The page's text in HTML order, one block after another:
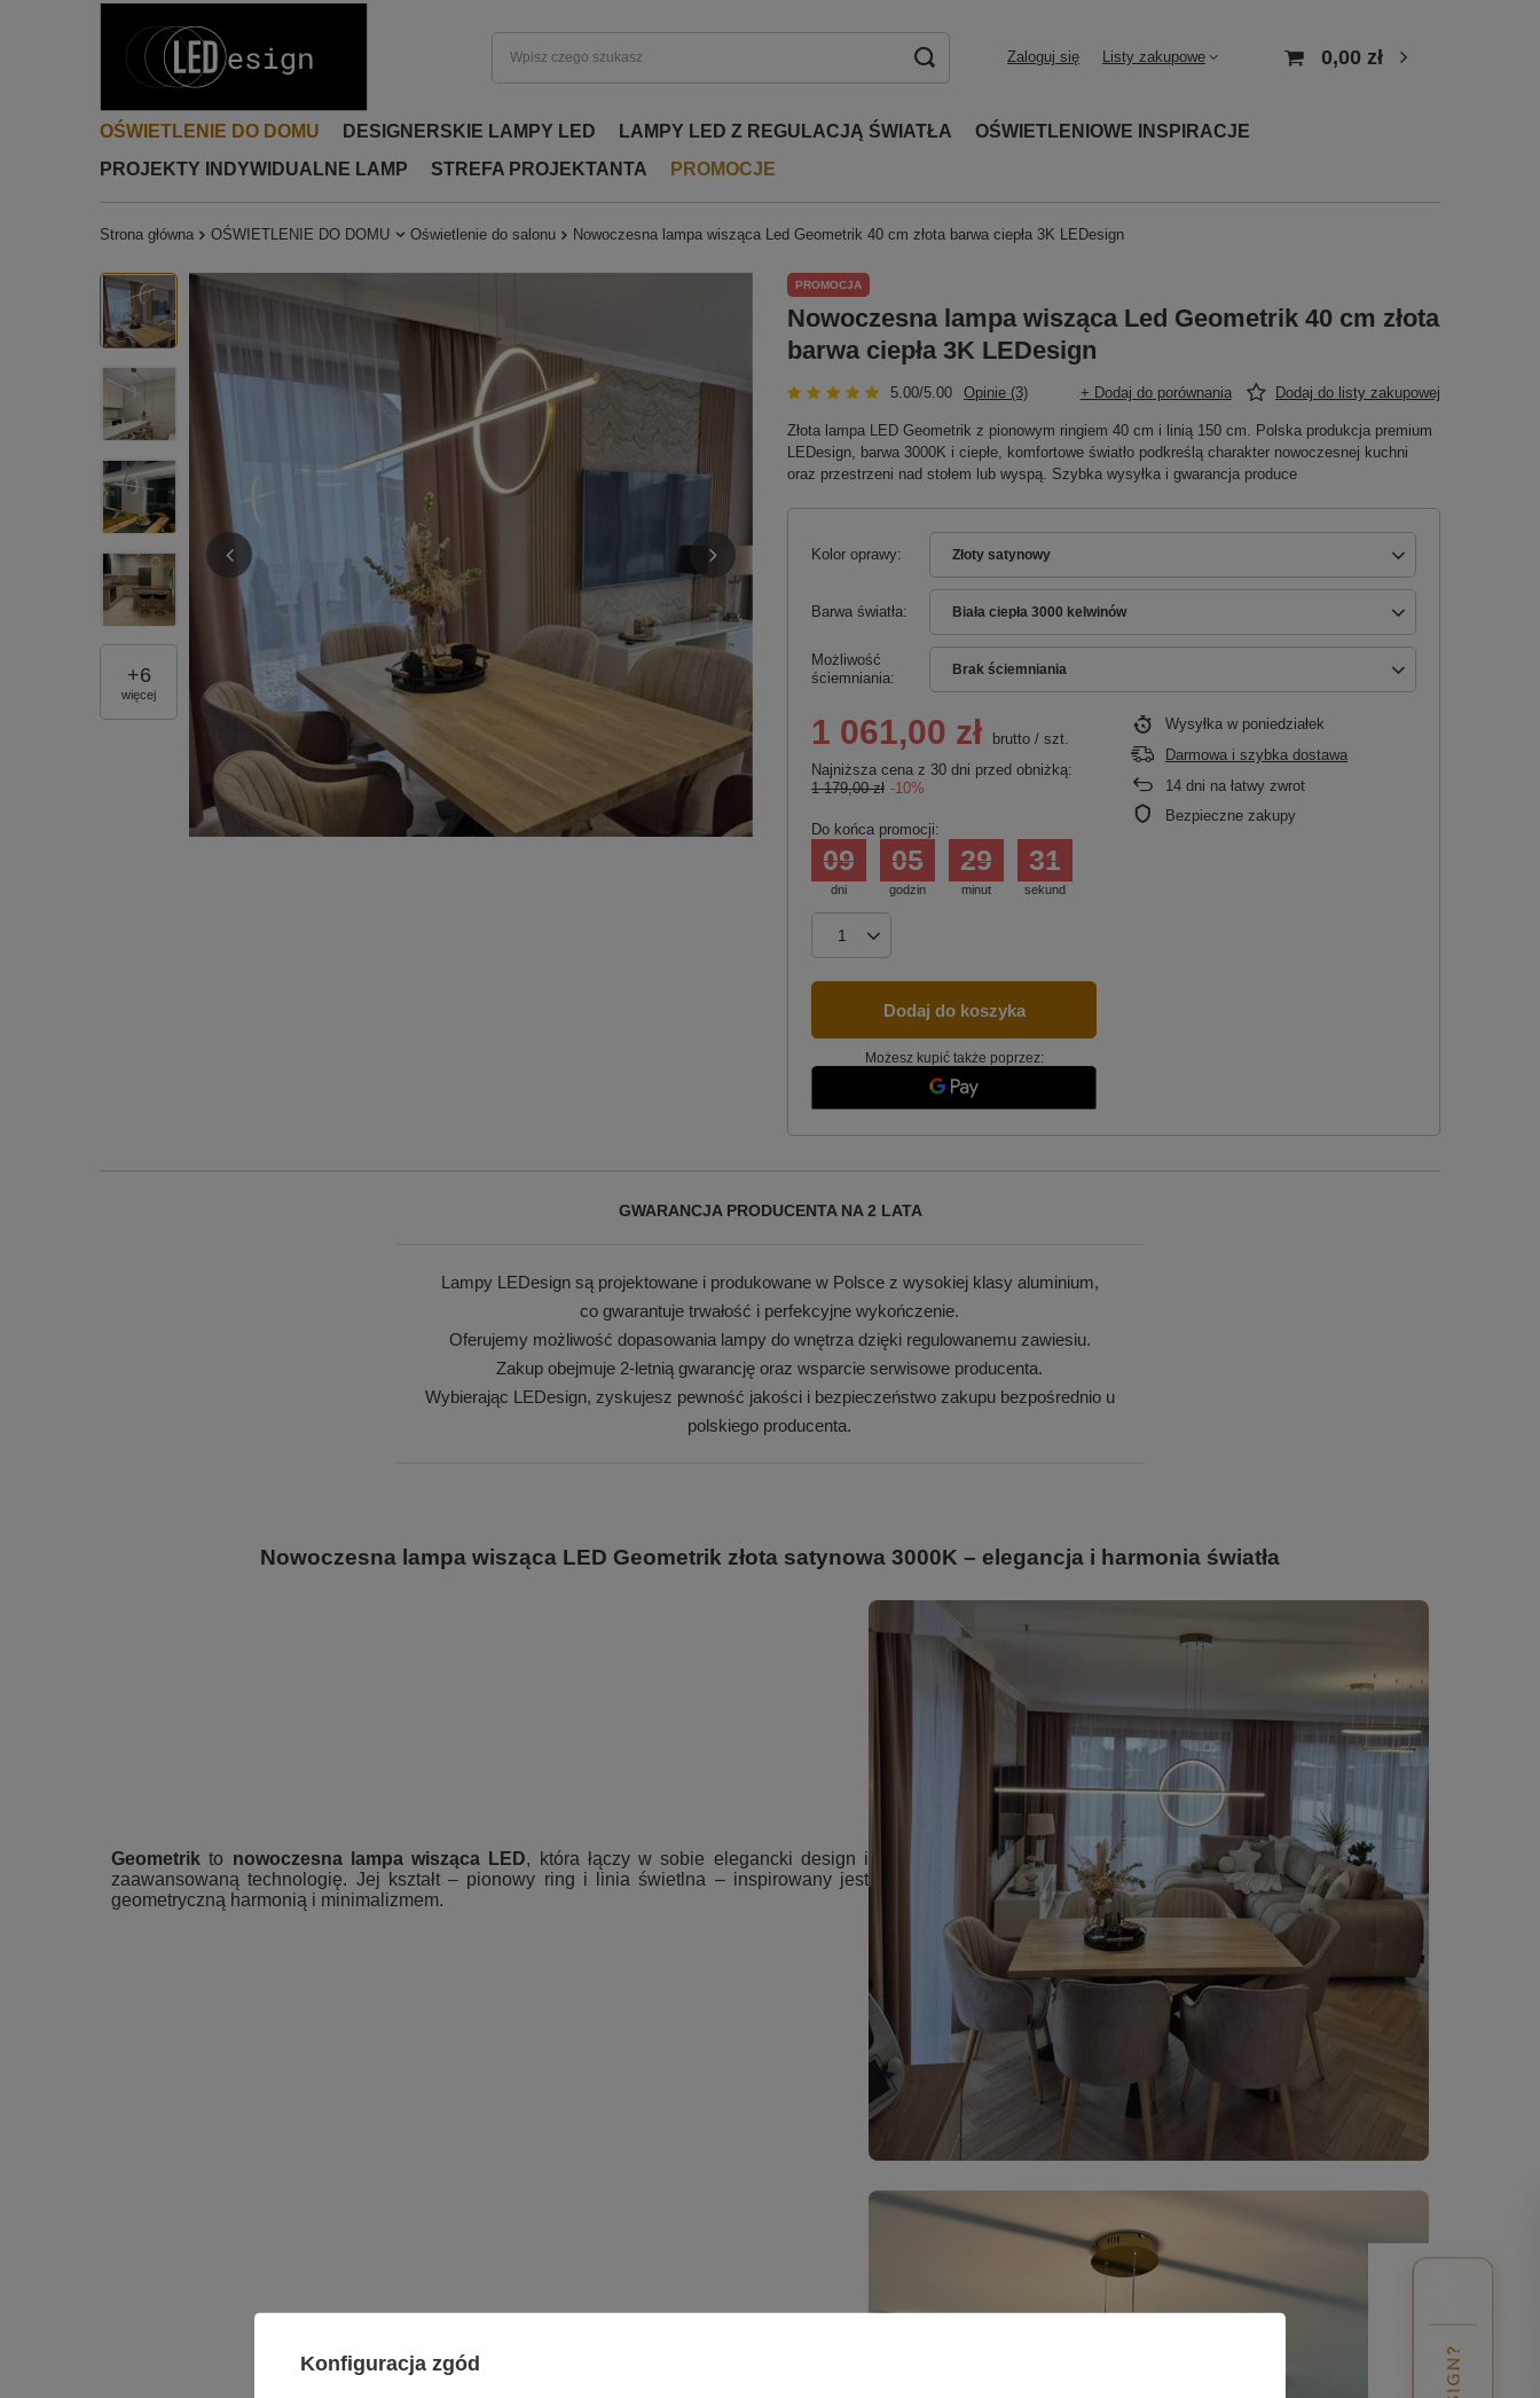
Zaloguj się Listy zakupowe 0,00 zł
OŚWIETLENIE DO DOMU DESIGNERSKIE LAMPY LED LAMPY LED Z REGULACJĄ ŚWIATŁA
OŚWIETLENIOWE INSPIRACJE
PROJEKTY INDYWIDUALNE LAMP
STREFA PROJEKTANTA PROMOCJE
Strona główna OŚWIETLENIE DO DOMU Oświetlenie do salonu Nowoczesna lampa wisząca Led Geometrik 40 cm złota barwa ciepła 3K LEDesign
+6
więcej
PROMOCJA
Nowoczesna lampa wisząca Led Geometrik 40 cm złota
barwa ciepła 3K LEDesign
5.00/5.00 Opinie (3) + Dodaj do porównania Dodaj do listy zakupowej
Złota lampa LED Geometrik z pionowym ringiem 40 cm i linią 150 cm. Polska produkcja premium
LEDesign, barwa 3000K i ciepłe, komfortowe światło podkreślą charakter nowoczesnej kuchni
oraz przestrzeni nad stołem lub wyspą. Szybka wysyłka i gwarancja produce
Kolor oprawy Złoty satynowy
Barwa światła Biała ciepła 3000 kelwinów
Możliwość
ściemniania
Brak ściemniania
1 061,00 zł brutto / szt.
Najniższa cena z 30 dni przed obniżką:
1 179,00 zł -10%
Do końca promocji:
dni
09
godzin
05
minut
29
sekund
30
Dodaj do koszyka
Możesz kupić także poprzez:
Wysyłka w poniedziałek
Darmowa i szybka dostawa
14 dni na łatwy zwrot
Bezpieczne zakupy
GWARANCJA PRODUCENTA NA 2 LATA
Lampy LEDesign są projektowane i produkowane w Polsce z wysokiej klasy aluminium,
co gwarantuje trwałość i perfekcyjne wykończenie.
Oferujemy możliwość dopasowania lampy do wnętrza dzięki regulowanemu zawiesiu.
Zakup obejmuje 2-letnią gwarancję oraz wsparcie serwisowe producenta.
Wybierając LEDesign, zyskujesz pewność jakości i bezpieczeństwo zakupu bezpośrednio u
polskiego producenta.
Nowoczesna lampa wisząca LED Geometrik złota satynowa 3000K – elegancja i harmonia światła
Geometrik to nowoczesna lampa wisząca LED, która łączy w sobie elegancki design i
zaawansowaną technologię. Jej kształt – pionowy ring i linia świetlna – inspirowany jest
geometryczną harmonią i minimalizmem.
Konfiguracja zgód